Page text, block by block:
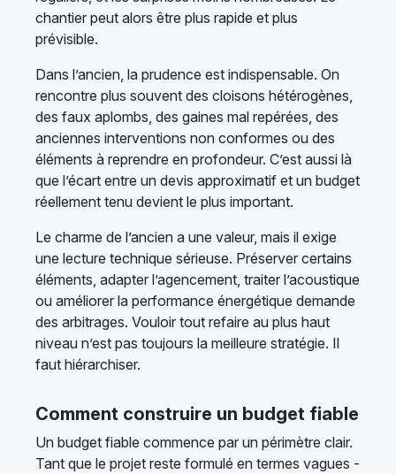
chantier peut alors être plus rapide et plus
prévisible.
Dans l’ancien, la prudence est indispensable. On
rencontre plus souvent des cloisons hétérogènes,
des faux aplombs, des gaines mal repérées, des
anciennes interventions non conformes ou des
éléments à reprendre en profondeur. C’est aussi là
que l’écart entre un devis approximatif et un budget
réellement tenu devient le plus important.
Le charme de l’ancien a une valeur, mais il exige
une lecture technique sérieuse. Préserver certains
éléments, adapter l’agencement, traiter l’acoustique
ou améliorer la performance énergétique demande
des arbitrages. Vouloir tout refaire au plus haut
niveau n’est pas toujours la meilleure stratégie. Il
faut hiérarchiser.
Comment construire un budget fiable
Un budget fiable commence par un périmètre clair.
Tant que le projet reste formulé en termes vagues -